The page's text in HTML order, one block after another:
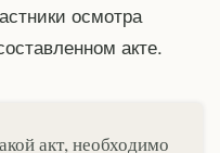
осмотра
акте.
акт, необходимо